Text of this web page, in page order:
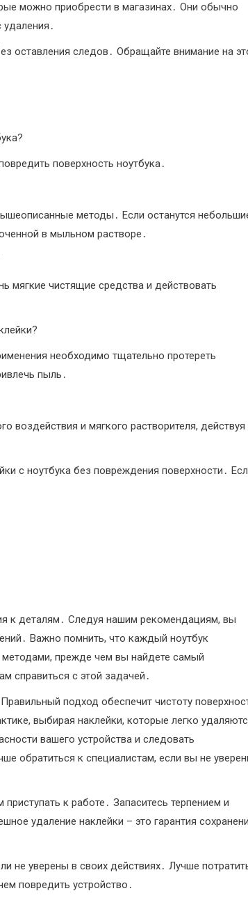
можно приобрести в магазинах․ Они обычно
оставления следов․ Обращайте внимание на
поверхность ноутбука․
методы․ Если останутся
в мыльном растворе․
мягкие чистящие средства и действовать
необходимо тщательно протереть
пыль․
воздействия и мягкого растворителя, действуя
с ноутбука без повреждения поверхности․
к деталям․ Следуя нашим рекомендациям, вы
Важно помнить, что каждый ноутбук
прежде чем вы найдете самый
справиться с этой задачей․
подход обеспечит чистоту
выбирая наклейки, которые легко
вашего устройства и следовать
обратиться к специалистам, если вы не
к работе․ Запаситесь терпением и
удаление наклейки – это гарантия
не уверены в своих действиях․ Лучше
повредить устройство․